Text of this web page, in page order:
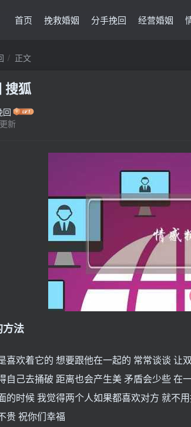
首页 挽救婚姻 分手挽回 经营婚姻
正文
搜狐
回
新
法
喜欢着它的 想要跟他在一起的 常常谈谈 让
自己去捅破 距离也会产生美 矛盾会少些
的时候 我觉得两个人如果都喜欢对方 就不
贵 祝你们幸福